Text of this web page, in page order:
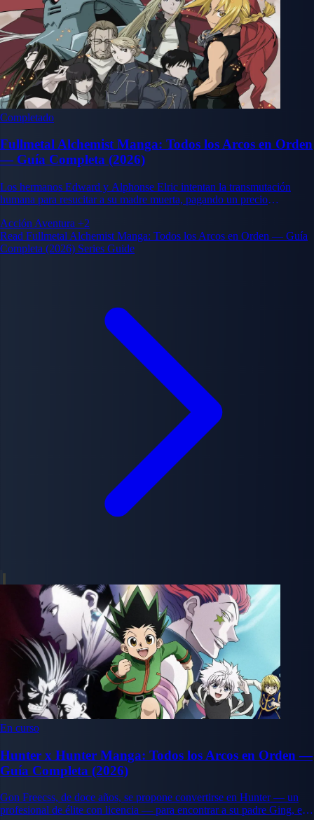
Completado
Fullmetal Alchemist Manga: Todos los Arcos en Orden
— Guía Completa (2026)
Los hermanos Edward y Alphonse Elric intentan la transmutación
humana para resucitar a su madre muerta, pagando un precio
cuerpos desvela una vasta conspiración en el corazón del estado
amestrisano.
Acción Aventura +2
Read Fullmetal Alchemist Manga: Todos los Arcos en Orden — Guía
Completa (2026) Series Guide
En curso
Hunter x Hunter Manga: Todos los Arcos en Orden —
Guía Completa (2026)
Gon Freecss, de doce años, se propone convertirse en Hunter — un
profesional de élite con licencia — para encontrar a su padre Ging, el